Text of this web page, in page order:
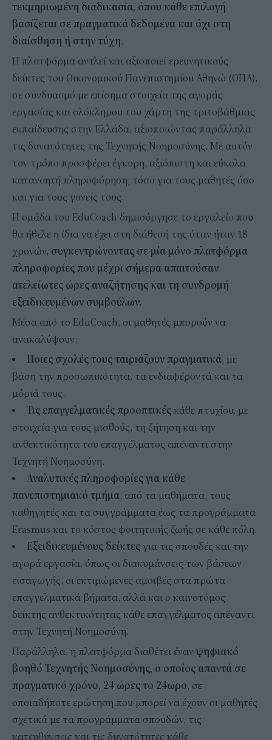
τεκμηριωμένη διαδικασία, όπου κάθε επιλογή
βασίζεται σε πραγματικά δεδομένα και όχι στη
διαίσθηση ή στην τύχη.
Η πλατφόρμα αντλεί και αξιοποιεί ερευνητικούς
δείκτες του Οικονομικού Πανεπιστημίου Αθηνώ (ΟΠΑ),
σε συνδυασμό με επίσημα στοιχεία της αγοράς
εργασίας και ολόκληρου του χάρτη της τριτοβάθμιας
εκπαίδευσης στην Ελλάδα, αξιοποιώντας παράλληλα
τις δυνατότητες της Τεχνητής Νοημοσύνης. Με αυτόν
τον τρόπο προσφέρει έγκυρη, αξιόπιστη και εύκολα
κατανοητή πληροφόρηση, τόσο για τους μαθητές όσο
και για τους γονείς τους.
Η ομάδα του EduCoach δημιούργησε το εργαλείο που
θα ήθελε η ίδια να έχει στη διάθεσή της όταν ήταν 18
χρονών, συγκεντρώνοντας σε μία μόνο πλατφόρμα
πληροφορίες που μέχρι σήμερα απαιτούσαν
ατελείωτες ώρες αναζήτησης και τη συνδρομή
εξειδικευμένων συμβούλων.
Μέσα από το EduCoach, οι μαθητές μπορούν να
ανακαλύψουν:
Ποιες σχολές τους ταιριάζουν πραγματικά, με
βάση την προσωπικότητα, τα ενδιαφέροντά και τα
μόριά τους.
Τις επαγγελματικές προοπτικές κάθε πτυχίου, με
στοιχεία για τους μισθούς, τη ζήτηση και την
ανθεκτικότητα του επαγγέλματος απέναντι στην
Τεχνητή Νοημοσύνη.
Αναλυτικές πληροφορίες για κάθε
πανεπιστημιακό τμήμα, από τα μαθήματα, τους
καθηγητές και τα συγγράμματα έως τα προγράμματα
Erasmus και το κόστος φοιτητικής ζωής σε κάθε πόλη.
Εξειδικευμένους δείκτες για τις σπουδές και την
αγορά εργασία, όπως οι διακυμάνσεις των βάσεων
εισαγωγής, οι εκτιμώμενες αμοιβές στα πρώτα
επαγγελματικά βήματα, αλλά και ο καινοτόμος
δείκτης ανθεκτικότητας κάθε επαγγέλματος απέναντι
στην Τεχνητή Νοημοσύνη.
Παράλληλα, η πλατφόρμα διαθέτει έναν ψηφιακό
βοηθό Τεχνητής Νοημοσύνης, ο οποίος απαντά σε
πραγματικό χρόνο, 24 ώρες το 24ωρο, σε
οποιαδήποτε ερώτηση που μπορεί να έχουν οι μαθητές
σχετικά με τα προγράμματα σπουδών, τις
κατευθύνσεις και τις δυνατότητες κάθε